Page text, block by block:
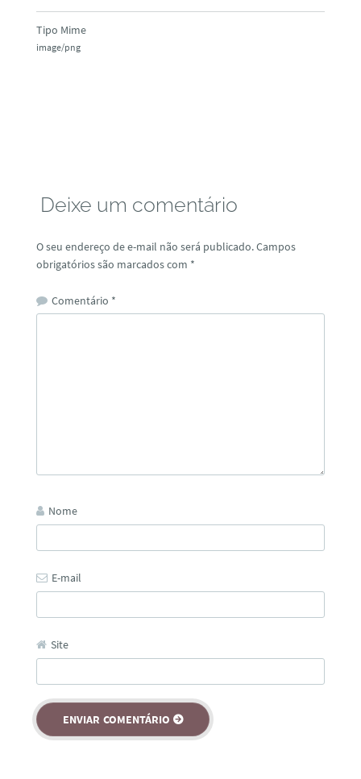
Tipo Mime
image/png
Deixe um comentário
O seu endereço de e-mail não será publicado.Campos
obrigatórios são marcados com *
Comentário *
Nome
E-mail
Site